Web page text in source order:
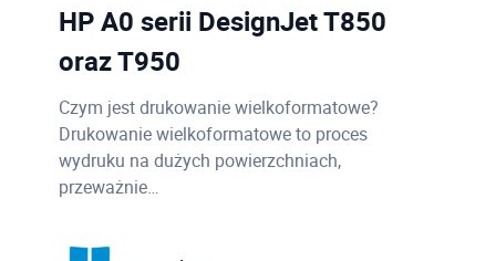
HP A0 serii DesignJet T850
oraz T950
Czym jest drukowanie wielkoformatowe?
Drukowanie wielkoformatowe to proces
wydruku na dużych powierzchniach,
przeważnie…